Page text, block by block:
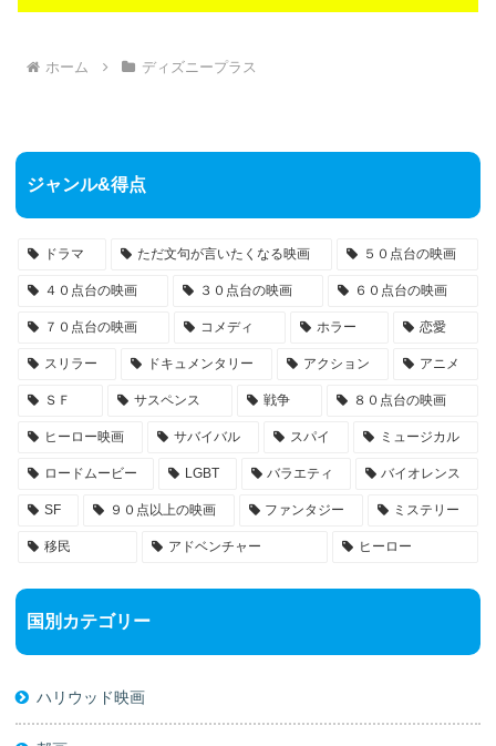
ホーム ディズニープラス
ジャンル&得点
ドラマ ただ文句が言いたくなる映画 ５０点台の映画
４０点台の映画 ３０点台の映画 ６０点台の映画
７０点台の映画 コメディ ホラー 恋愛
スリラー ドキュメンタリー アクション アニメ
ＳＦ サスペンス 戦争 ８０点台の映画
ヒーロー映画 サバイバル スパイ ミュージカル
ロードムービー LGBT バラエティ バイオレンス
SF ９０点以上の映画 ファンタジー ミステリー
移民 アドベンチャー ヒーロー
国別カテゴリー
ハリウッド映画